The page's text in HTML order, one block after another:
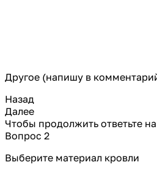
Другое (напишу в
Назад
Далее
Чтобы продолжить ответьте
Вопрос 2
Выберите материал кровли